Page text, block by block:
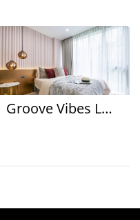
Groove Vibes Ladprao 18